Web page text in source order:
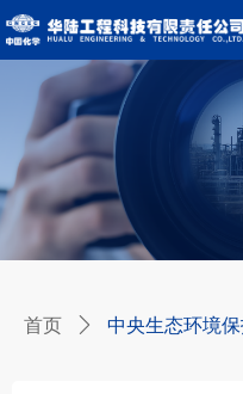
首页 ꄲ 中央生态环境